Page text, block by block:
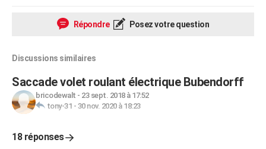
Répondre Posez votre question
Discussions similaires
Saccade volet roulant électrique Bubendorff
bricodewalt - 23 sept. 2018 à 17:52
tony-31 - 30 nov. 2020 à 18:23
18 réponses